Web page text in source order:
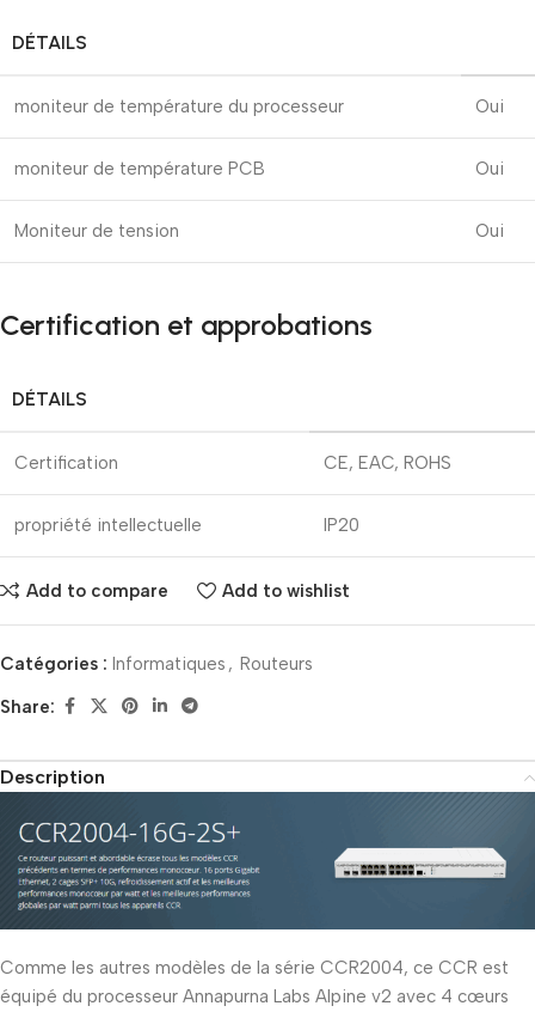
DÉTAILS
moniteur de température du processeur Oui
moniteur de température PCB Oui
Moniteur de tension Oui
Certification et approbations
DÉTAILS
Certification CE, EAC, ROHS
propriété intellectuelle IP20
Add to compare Add to wishlist
Catégories : Informatiques , Routeurs
Share:
Description
Comme les autres modèles de la série CCR2004, ce CCR est
équipé du processeur Annapurna Labs Alpine v2 avec 4 cœurs